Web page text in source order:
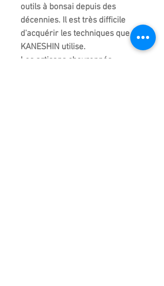
outils à bonsai depuis des
décennies. Il est très difficile
d'acquérir les techniques que
KANESHIN utilise.
Les artisans chevronnés